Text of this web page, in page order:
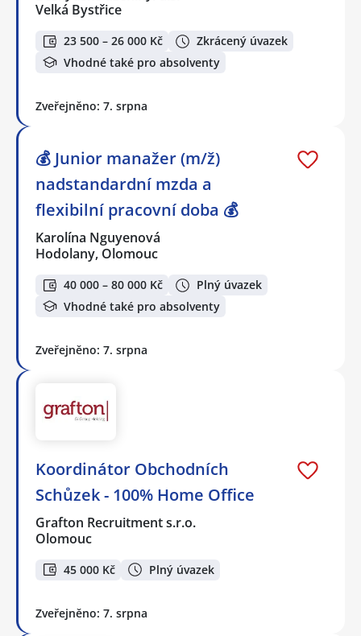
Velká Bystřice
23 500 – 26 000 Kč
Zkrácený úvazek
Vhodné také pro absolventy
Zveřejněno: 7. srpna
💰 Junior manažer (m/ž)
nadstandardní mzda a
flexibilní pracovní doba 💰
Karolína Nguyenová
Hodolany, Olomouc
40 000 – 80 000 Kč
Plný úvazek
Vhodné také pro absolventy
Zveřejněno: 7. srpna
Koordinátor Obchodních
Schůzek - 100% Home Office
Grafton Recruitment s.r.o.
Olomouc
45 000 Kč Plný úvazek
Zveřejněno: 7. srpna